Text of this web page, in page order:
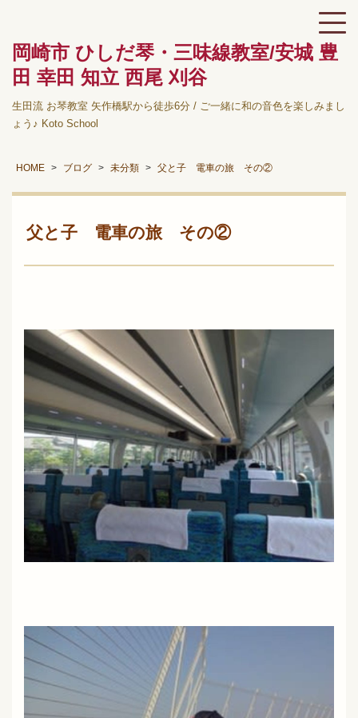
岡崎市 ひしだ琴・三味線教室/安城 豊
田 幸田 知立 西尾 刈谷
生田流 お琴教室 矢作橋駅から徒歩6分 / ご一緒に和の音色を楽しみまし
ょう♪ Koto School
HOME ブログ 未分類 父と子 電車の旅 その②
父と子 電車の旅 その②